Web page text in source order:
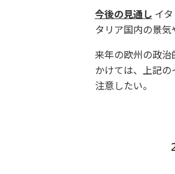
今後の見通し イ
タリア国内の景気
来年の欧州の政
かけては、上記
注意したい。